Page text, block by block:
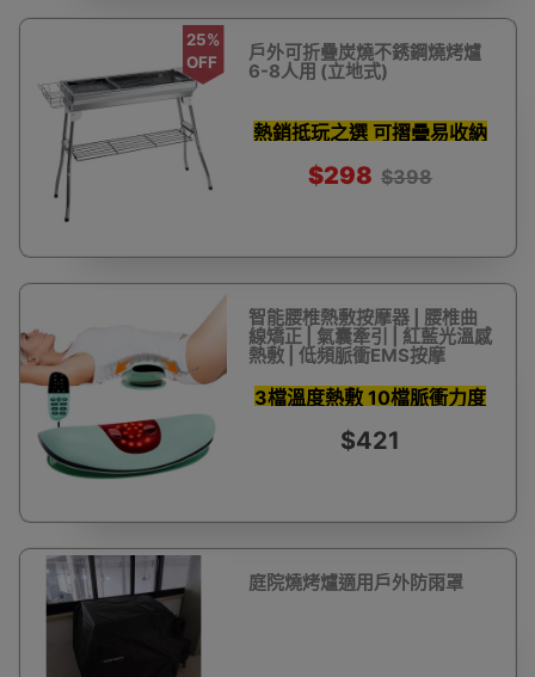
25%
OFF
戶外可折疊炭燒不銹鋼燒烤爐
6-8人用 (立地式)
熱銷抵玩之選 可摺疊易收納
$298 $398
智能腰椎熱敷按摩器 | 腰椎曲
線矯正 | 氣囊牽引 | 紅藍光溫感
熱敷 | 低頻脈衝EMS按摩
3檔溫度熱敷 10檔脈衝力度
$421
庭院燒烤爐適用戶外防雨罩